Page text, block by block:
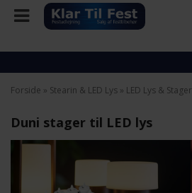
Forside » Stearin & LED Lys » LED Lys & Stager
Duni stager til LED lys